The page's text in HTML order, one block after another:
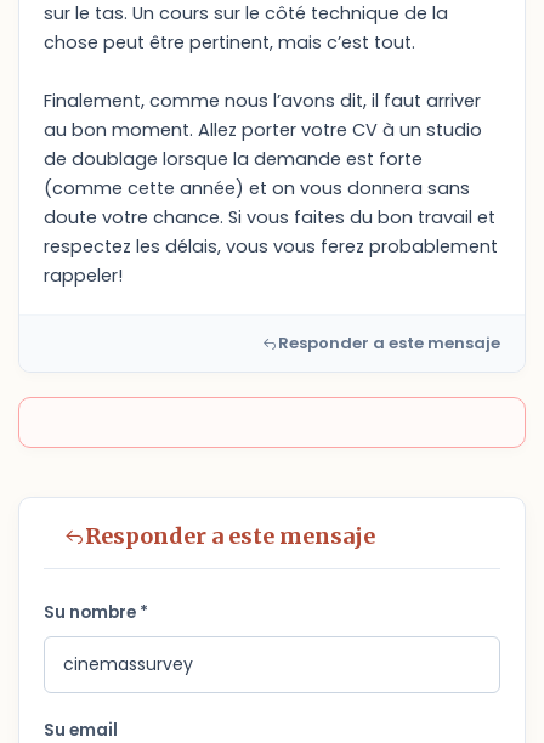
sur le tas. Un cours sur le côté technique de la
chose peut être pertinent, mais c’est tout.
Finalement, comme nous l’avons dit, il faut arriver
au bon moment. Allez porter votre CV à un studio
de doublage lorsque la demande est forte
(comme cette année) et on vous donnera sans
doute votre chance. Si vous faites du bon travail et
respectez les délais, vous vous ferez probablement
rappeler!
Responder a este mensaje
Responder a este mensaje
Su nombre *
Su email